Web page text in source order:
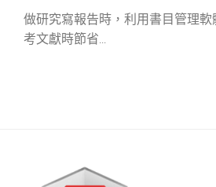
做研究寫報告時，利用書目管理
考文獻時節省...